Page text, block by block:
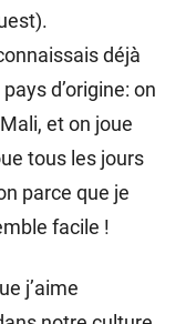
déjà
d’origine: on
et on joue
tous les jours
parce que je
facile !
j’aime